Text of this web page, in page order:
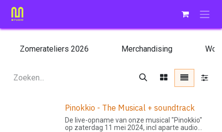
Overslaan naar inhoud
Zomerateliers 2026 Merchandising
Pinokkio - The Musical + soundtrack
De live-opname van onze musical "Pinokkio"
op zaterdag 11 mei 2024, incl aparte audio